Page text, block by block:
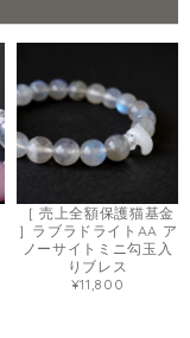
［ 売上全額保護猫基金
］ラブラドライトAA ア
ノーサイトミニ勾玉入
りブレス
¥11,800